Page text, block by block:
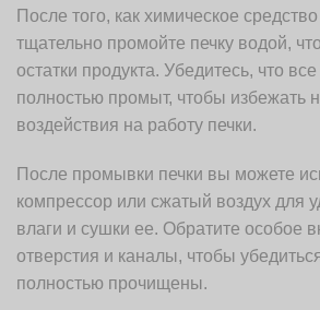
После того, как химическое средство
тщательно промойте печку водой,
остатки продукта. Убедитесь, что
полностью промыт, чтобы избежать
воздействия на работу печки.
После промывки печки вы можете
компрессор или сжатый воздух для
влаги и сушки ее. Обратите особое
отверстия и каналы, чтобы
полностью прочищены.